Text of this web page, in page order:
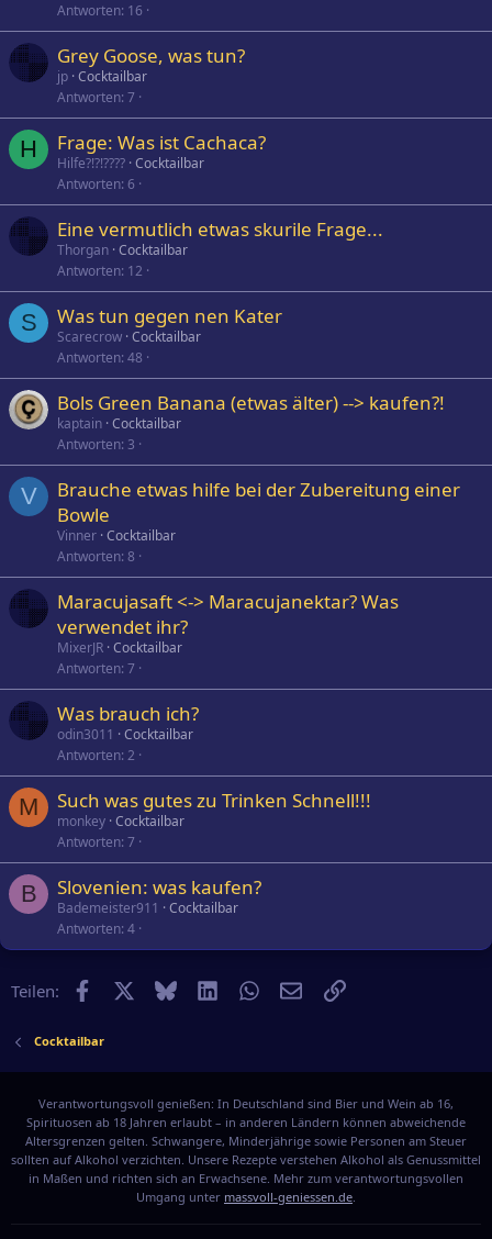
Antworten 16
Grey Goose, was tun?
jp Cocktailbar
Antworten 7
H Frage: Was ist Cachaca?
Hilfe?!?!???? Cocktailbar
Antworten 6
Eine vermutlich etwas skurile Frage...
Thorgan Cocktailbar
Antworten 12
S Was tun gegen nen Kater
Scarecrow Cocktailbar
Antworten 48
Bols Green Banana (etwas älter) --> kaufen?!
kaptain Cocktailbar
Antworten 3
V
Brauche etwas hilfe bei der Zubereitung einer
Bowle
Vinner Cocktailbar
Antworten 8
Maracujasaft <-> Maracujanektar? Was
verwendet ihr?
MixerJR Cocktailbar
Antworten 7
Was brauch ich?
odin3011
Cocktailbar
Antworten 2
M Such was gutes zu Trinken Schnell!!!
monkey Cocktailbar
Antworten 7
B Slovenien: was kaufen?
Bademeister911
Cocktailbar
Antworten 4
Teilen: Facebook BlueskyLinkedInWhatsApp
E-MailLink
Cocktailbar
Verantwortungsvoll genießen: In Deutschland sind Bier und Wein ab 16,
Spirituosen ab 18 Jahren erlaubt – in anderen Ländern können abweichende
Altersgrenzen gelten. Schwangere, Minderjährige sowie Personen am Steuer
sollten auf Alkohol verzichten. Unsere Rezepte verstehen Alkohol als Genussmittel
in Maßen und richten sich an Erwachsene. Mehr zum verantwortungsvollen
Umgang unter massvoll-geniessen.de.